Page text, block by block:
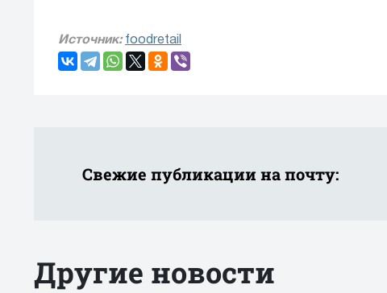
Источник: foodretail
Свежие публикации на почту:
Другие новости